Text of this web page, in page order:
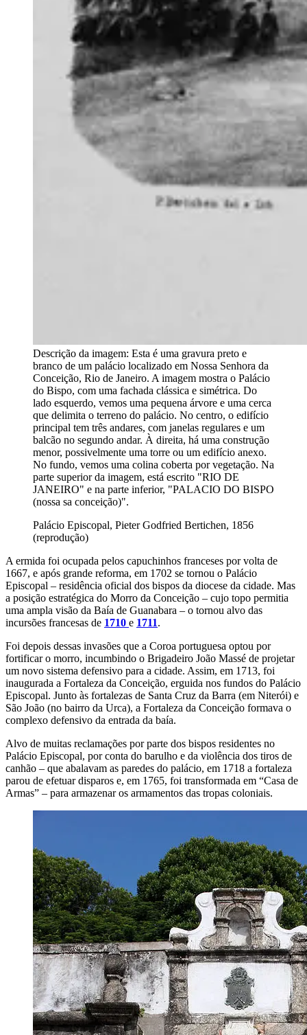
Descrição da imagem: Esta é uma gravura preto e
branco de um palácio localizado em Nossa Senhora da
Conceição, Rio de Janeiro. A imagem mostra o Palácio
do Bispo, com uma fachada clássica e simétrica. Do
lado esquerdo, vemos uma pequena árvore e uma cerca
que delimita o terreno do palácio. No centro, o edifício
principal tem três andares, com janelas regulares e um
balcão no segundo andar. À direita, há uma construção
menor, possivelmente uma torre ou um edifício anexo.
No fundo, vemos uma colina coberta por vegetação. Na
parte superior da imagem, está escrito "RIO DE
JANEIRO" e na parte inferior, "PALACIO DO BISPO
(nossa sa conceição)".
Palácio Episcopal, Pieter Godfried Bertichen, 1856
(reprodução)
A ermida foi ocupada pelos capuchinhos franceses por volta de
1667, e após grande reforma, em 1702 se tornou o Palácio
Episcopal – residência oficial dos bispos da diocese da cidade. Mas
a posição estratégica do Morro da Conceição – cujo topo permitia
uma ampla visão da Baía de Guanabara – o tornou alvo das
incursões francesas de 1710 e 1711.
Foi depois dessas invasões que a Coroa portuguesa optou por
fortificar o morro, incumbindo o Brigadeiro João Massé de projetar
um novo sistema defensivo para a cidade. Assim, em 1713, foi
inaugurada a Fortaleza da Conceição, erguida nos fundos do Palácio
Episcopal. Junto às fortalezas de Santa Cruz da Barra (em Niterói) e
São João (no bairro da Urca), a Fortaleza da Conceição formava o
complexo defensivo da entrada da baía.
Alvo de muitas reclamações por parte dos bispos residentes no
Palácio Episcopal, por conta do barulho e da violência dos tiros de
canhão – que abalavam as paredes do palácio, em 1718 a fortaleza
parou de efetuar disparos e, em 1765, foi transformada em “Casa de
Armas” – para armazenar os armamentos das tropas coloniais.